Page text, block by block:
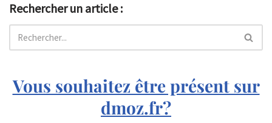
Rechercher un article :
Vous souhaitez être présent sur
dmoz.fr?